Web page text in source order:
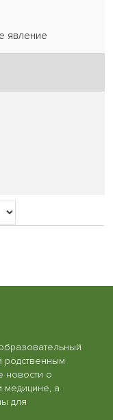
явление
родственным
новости о
медицине, а
для